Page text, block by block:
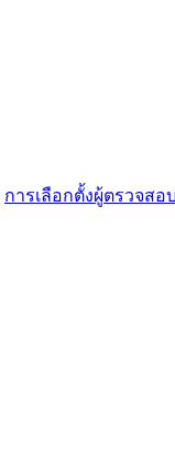
การเลือกตั้งผู้ตรวจส